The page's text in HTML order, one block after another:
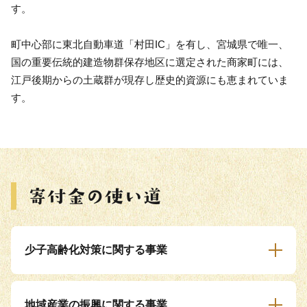
す。
町中心部に東北自動車道「村田IC」を有し、宮城県で唯一、
国の重要伝統的建造物群保存地区に選定された商家町には、
江戸後期からの土蔵群が現存し歴史的資源にも恵まれていま
す。
少子高齢化対策に関する事業
地域産業の振興に関する事業